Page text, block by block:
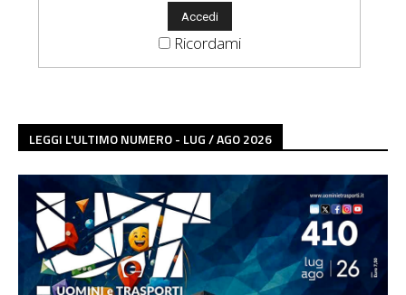
Ricordami
LEGGI L'ULTIMO NUMERO - LUG / AGO 2026